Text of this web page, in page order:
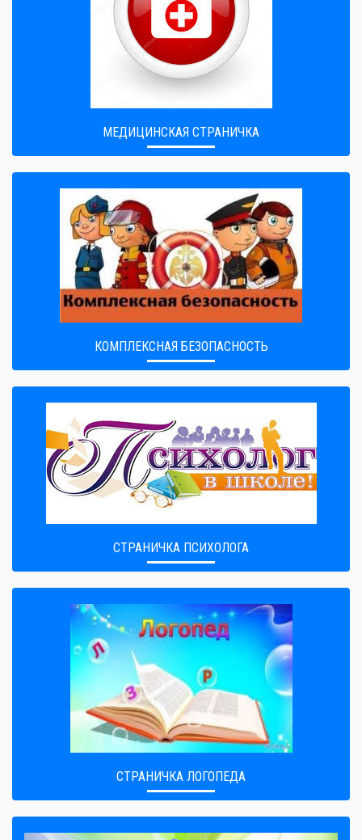
МЕДИЦИНСКАЯ СТРАНИЧКА
КОМПЛЕКСНАЯ БЕЗОПАСНОСТЬ
СТРАНИЧКА ПСИХОЛОГА
СТРАНИЧКА ЛОГОПЕДА